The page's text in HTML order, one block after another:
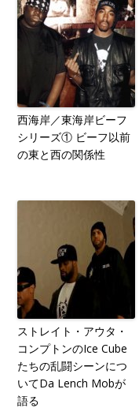
西海岸／東海岸ビーフ
シリーズ① ビーフ以前
の東と西の関係性
ストレイト・アウタ・
コンプトンのIce Cube
たちの乱闘シーンにつ
いてDa Lench Mobが
語る